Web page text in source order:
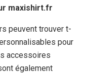
maxishirt.fr
peuvent trouver t-
pour
accessoires
également